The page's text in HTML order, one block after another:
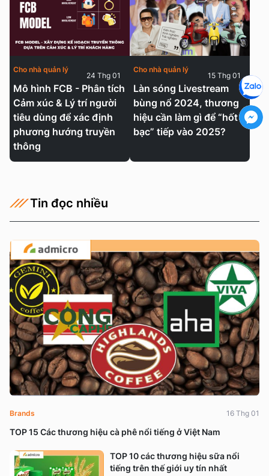
Mô hình FCB - Phân tích
Cảm xúc & Lý trí người
tiêu dùng để xác định
phương hướng truyền
thông
Cho nhà quản lý
24 Thg 01
Làn sóng Livestream
bùng nổ 2024, thương
hiệu cần làm gì để “hốt
bạc” tiếp vào 2025?
Cho nhà quản lý
15 Thg 01
Tin đọc nhiều
TOP 15 Các thương hiệu cà phê nổi tiếng ở Việt Nam
Brands 16 Thg 01
TOP 10 các thương hiệu sữa nổi
tiếng trên thế giới uy tín nhất